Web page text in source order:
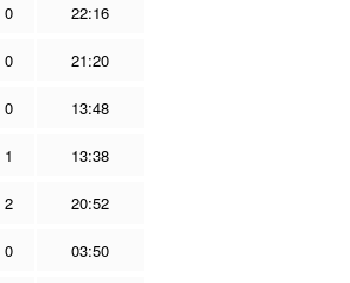
0 22:16
0 21:20
0 13:48
1 13:38
2 20:52
0 03:50